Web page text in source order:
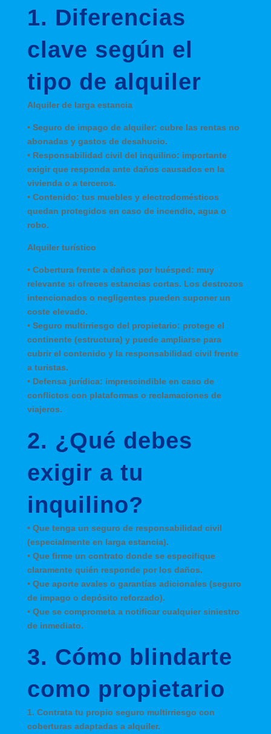
1. Diferencias
clave según el
tipo de alquiler
Alquiler de larga estancia
• Seguro de impago de alquiler: cubre las rentas no
abonadas y gastos de desahucio.
• Responsabilidad civil del inquilino: importante
exigir que responda ante daños causados en la
vivienda o a terceros.
• Contenido: tus muebles y electrodomésticos
quedan protegidos en caso de incendio, agua o
robo.
Alquiler turístico
• Cobertura frente a daños por huésped: muy
relevante si ofreces estancias cortas. Los destrozos
intencionados o negligentes pueden suponer un
coste elevado.
• Seguro multirriesgo del propietario: protege el
continente (estructura) y puede ampliarse para
cubrir el contenido y la responsabilidad civil frente
a turistas.
• Defensa jurídica: imprescindible en caso de
conflictos con plataformas o reclamaciones de
viajeros.
2. ¿Qué debes
exigir a tu
inquilino?
• Que tenga un seguro de responsabilidad civil
(especialmente en larga estancia).
• Que firme un contrato donde se especifique
claramente quién responde por los daños.
• Que aporte avales o garantías adicionales (seguro
de impago o depósito reforzado).
• Que se comprometa a notificar cualquier siniestro
de inmediato.
3. Cómo blindarte
como propietario
1. Contrata tu propio seguro multirriesgo con
coberturas adaptadas a alquiler.